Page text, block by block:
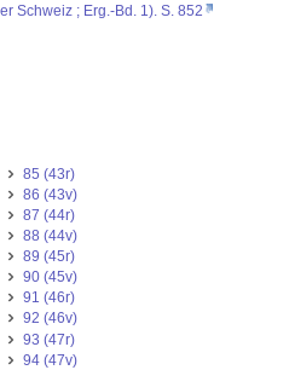
Schweiz ; Erg.-Bd. 1). S. 852
85 (43r)
86 (43v)
87 (44r)
88 (44v)
89 (45r)
90 (45v)
91 (46r)
92 (46v)
93 (47r)
94 (47v)